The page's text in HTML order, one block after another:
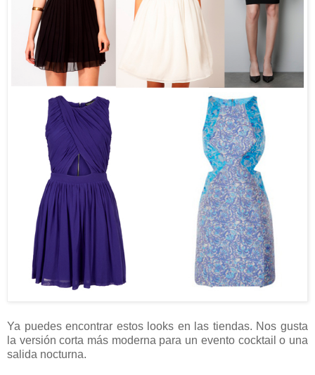
Ya puedes encontrar estos looks en las tiendas. Nos gusta
la versión corta más moderna para un evento cocktail o una
salida nocturna.